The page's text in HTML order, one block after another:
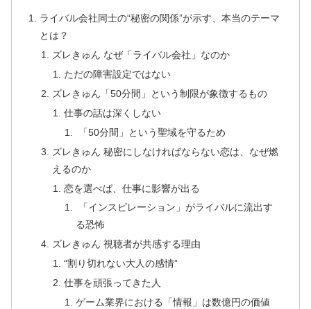
ライバル会社同士の“秘密の関係”が示す、本当のテーマ
とは？
ズレきゅん なぜ「ライバル会社」なのか
ただの障害設定ではない
ズレきゅん「50分間」という制限が象徴するもの
仕事の話は深くしない
「50分間」という聖域を守るため
ズレきゅん 秘密にしなければならない恋は、なぜ燃
えるのか
恋を選べば、仕事に影響が出る
「インスピレーション」がライバルに流出す
る恐怖
ズレきゅん 視聴者が共感する理由
“割り切れない大人の感情”
仕事を頑張ってきた人
ゲーム業界における「情報」は数億円の価値